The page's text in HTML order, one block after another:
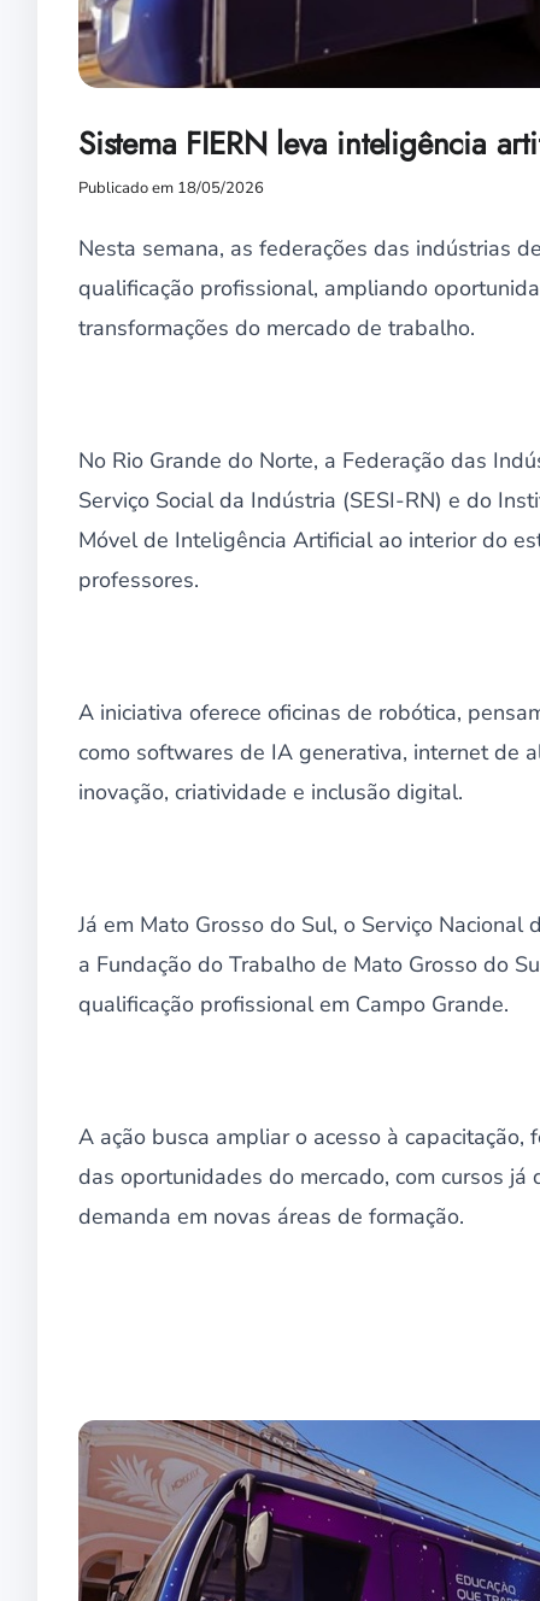
Sistema FIERN leva inteligência
Publicado em 18/05/2026
Nesta semana, as federações das indústrias
qualificação profissional, ampliando
transformações do mercado de trabalho.
No Rio Grande do Norte, a Federação das
Serviço Social da Indústria (SESI-RN) e do
Móvel de Inteligência Artificial ao interior do
professores.
A iniciativa oferece oficinas de robótica,
como softwares de IA generativa, internet de
inovação, criatividade e inclusão digital.
Já em Mato Grosso do Sul, o Serviço
a Fundação do Trabalho de Mato Grosso do
qualificação profissional em Campo Grande.
A ação busca ampliar o acesso à
das oportunidades do mercado, com cursos
demanda em novas áreas de formação.